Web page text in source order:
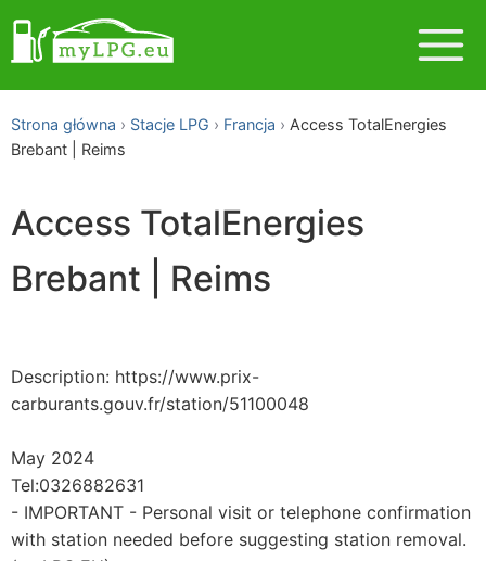
Strona główna Stacje LPG Francja
Access TotalEnergies
Brebant | Reims
Access TotalEnergies
Brebant | Reims
Description: https://www.prix-
carburants.gouv.fr/station/51100048
May 2024
Tel:0326882631
- IMPORTANT - Personal visit or telephone confirmation
with station needed before suggesting station removal.